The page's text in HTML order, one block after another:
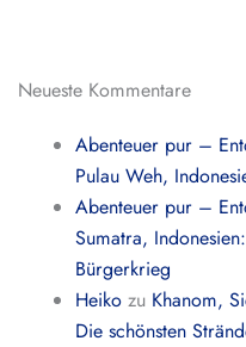
Neueste Kommentare
Abenteuer pur –
Pulau Weh,
Abenteuer pur –
Sumatra,
Bürgerkrieg
Heiko zu Khanom,
Die schönsten